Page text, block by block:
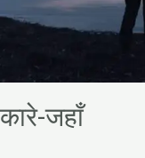
कारे-जहाँ